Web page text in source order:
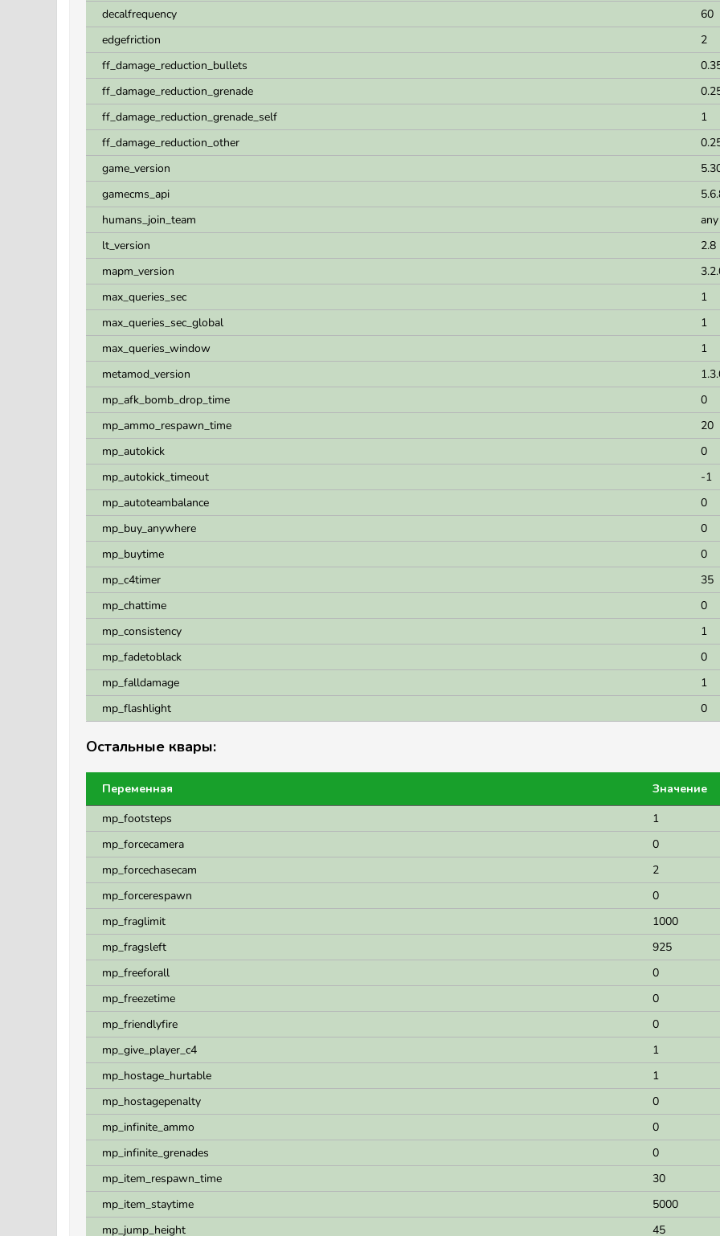
decalfrequency
60
edgefriction
2
ff_damage_reduction_bullets
ff_damage_reduction_grenade
ff_damage_reduction_grenade_self
1
ff_damage_reduction_other
game_version
gamecms_api
humans_join_team
any
lt_version
2.8
mapm_version
max_queries_sec
1
max_queries_sec_global
1
max_queries_window
1
metamod_version
mp_afk_bomb_drop_time
0
mp_ammo_respawn_time
20
mp_autokick
0
mp_autokick_timeout
-1
mp_autoteambalance
0
mp_buy_anywhere
0
mp_buytime
0
mp_c4timer
35
mp_chattime
0
mp_consistency
1
mp_fadetoblack
0
mp_falldamage
1
mp_flashlight
0
Остальные квары:
Переменная
Значение
mp_footsteps
1
mp_forcecamera
0
mp_forcechasecam
2
mp_forcerespawn
0
mp_fraglimit
1000
mp_fragsleft
925
mp_freeforall
0
mp_freezetime
0
mp_friendlyfire
0
mp_give_player_c4
1
mp_hostage_hurtable
1
mp_hostagepenalty
0
mp_infinite_ammo
0
mp_infinite_grenades
0
mp_item_respawn_time
30
mp_item_staytime
5000
mp_jump_height
45